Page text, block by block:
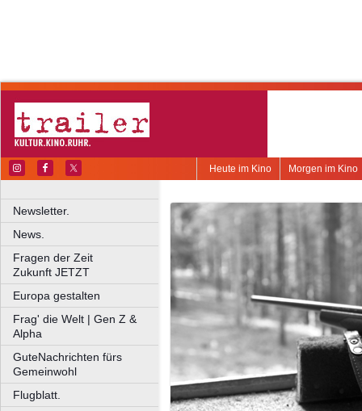
Morgen im Kino
Heute im Kino
Newsletter.
News.
Fragen der Zeit
Zukunft JETZT
Europa gestalten
Frag' die Welt | Gen Z &
Alpha
GuteNachrichten fürs
Gemeinwohl
Flugblatt.